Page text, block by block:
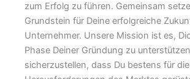
zum Erfolg zu führen. Gemeinsam
Grundstein für Deine erfolgreiche
Unternehmer. Unsere Mission ist es,
Phase Deiner Gründung zu
sicherzustellen, dass Du bestens für die